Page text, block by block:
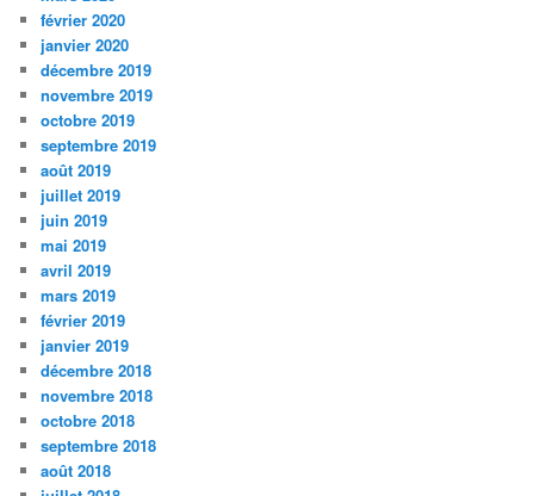
février 2020
janvier 2020
décembre 2019
novembre 2019
octobre 2019
septembre 2019
août 2019
juillet 2019
juin 2019
mai 2019
avril 2019
mars 2019
février 2019
janvier 2019
décembre 2018
novembre 2018
octobre 2018
septembre 2018
août 2018